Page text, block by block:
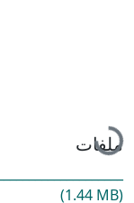
جاري التحميل...
ملفات
(1.44 MB)